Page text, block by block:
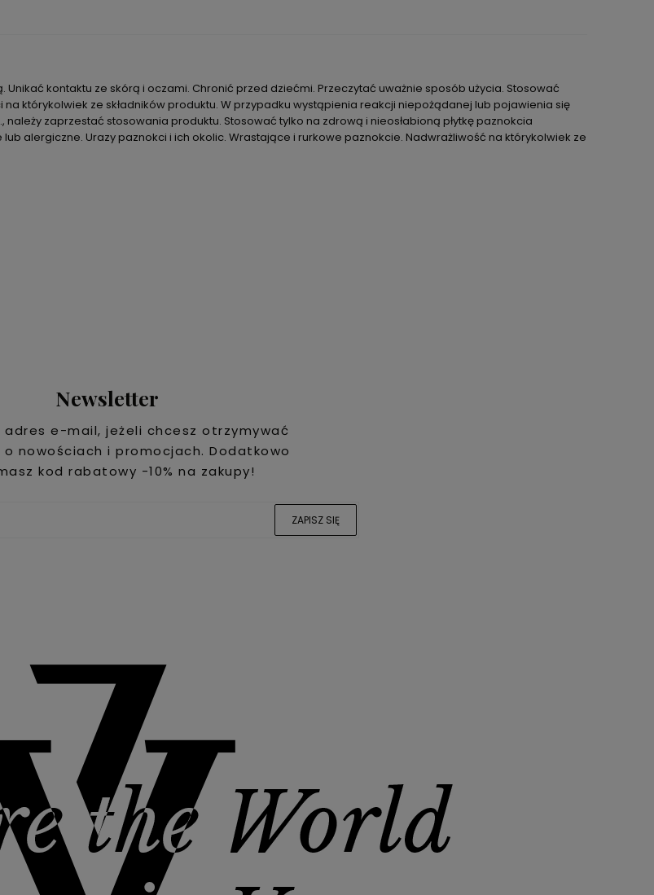
kontaktu ze skórą i oczami. Chronić przed dziećmi. Przeczytać uważnie sposób użycia. Stosować
którykolwiek ze składników produktu. W przypadku wystąpienia reakcji niepożądanej lub pojawienia się
zaprzestać stosowania produktu. Stosować tylko na zdrową i nieosłabioną płytkę paznokcia
alergiczne. Urazy paznokci i ich okolic. Wrastające i rurkowe paznokcie. Nadwrażliwość na którykolwiek ze
Newsletter
adres e-mail, jeżeli chcesz otrzymywać
nowościach i promocjach. Dodatkowo
kod rabatowy -10% na zakupy!
ZAPISZ SIĘ